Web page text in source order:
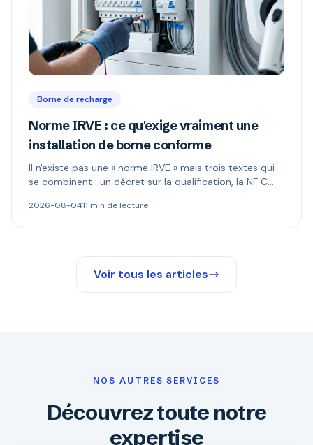
Borne de recharge
Norme IRVE : ce qu'exige vraiment une
installation de borne conforme
Il n'existe pas une « norme IRVE » mais trois textes qui
se combinent : un décret sur la qualification, la NF C
borne. Ce qui est réellement obligatoire, et quand le
2026-08-0411 min de lecture
Voir tous les articles
NOS AUTRES SERVICES
Découvrez toute notre
expertise